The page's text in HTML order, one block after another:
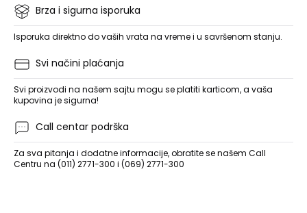
Brza i sigurna isporuka
Isporuka direktno do vaših vrata na vreme i u savršenom stanju.
Svi načini plaćanja
Svi proizvodi na našem sajtu mogu se platiti karticom, a vaša
kupovina je sigurna!
Call centar podrška
Za sva pitanja i dodatne informacije, obratite se našem Call
Centru na (011) 2771-300 i (069) 2771-300